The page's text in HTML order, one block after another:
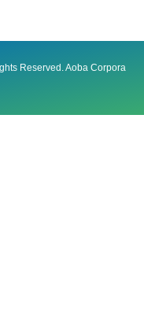
Reserved. Aoba Corpora